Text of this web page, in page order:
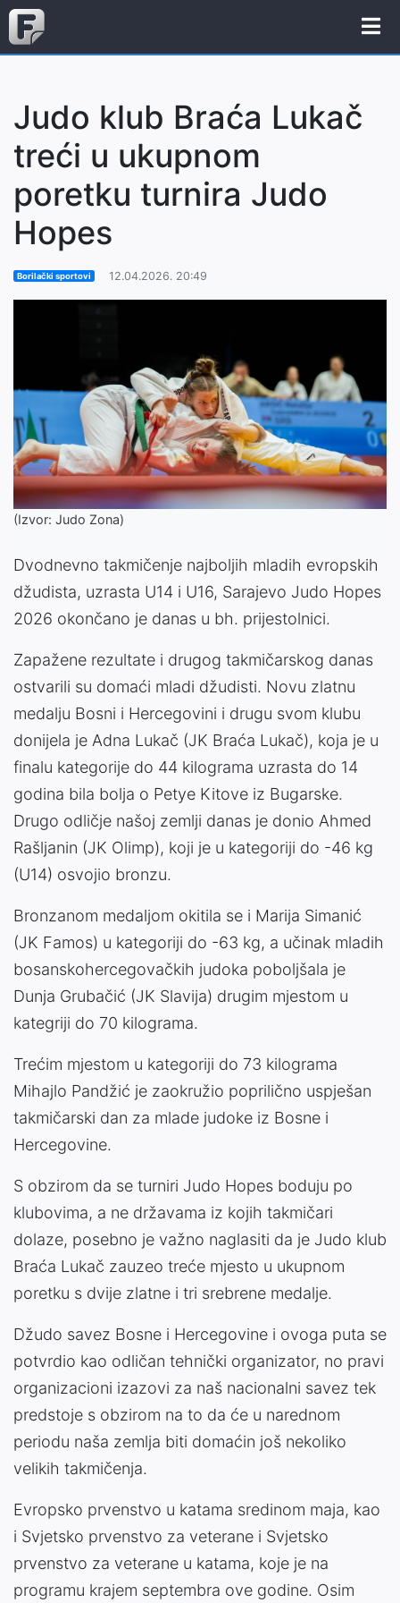
Judo klub Braća Lukač
treći u ukupnom
poretku turnira Judo
Hopes
Borilački sportovi 12.04.2026. 20:49
(Izvor: Judo Zona)
Dvodnevno takmičenje najboljih mladih evropskih
džudista, uzrasta U14 i U16, Sarajevo Judo Hopes
2026 okončano je danas u bh. prijestolnici.
Zapažene rezultate i drugog takmičarskog danas
ostvarili su domaći mladi džudisti. Novu zlatnu
medalju Bosni i Hercegovini i drugu svom klubu
donijela je Adna Lukač (JK Braća Lukač), koja je u
finalu kategorije do 44 kilograma uzrasta do 14
godina bila bolja o Petye Kitove iz Bugarske.
Drugo odličje našoj zemlji danas je donio Ahmed
Rašljanin (JK Olimp), koji je u kategoriji do -46 kg
(U14) osvojio bronzu.
Bronzanom medaljom okitila se i Marija Simanić
(JK Famos) u kategoriji do -63 kg, a učinak mladih
bosanskohercegovačkih judoka poboljšala je
Dunja Grubačić (JK Slavija) drugim mjestom u
kategriji do 70 kilograma.
Trećim mjestom u kategoriji do 73 kilograma
Mihajlo Pandžić je zaokružio poprilično uspješan
takmičarski dan za mlade judoke iz Bosne i
Hercegovine.
S obzirom da se turniri Judo Hopes boduju po
klubovima, a ne državama iz kojih takmičari
dolaze, posebno je važno naglasiti da je Judo klub
Braća Lukač zauzeo treće mjesto u ukupnom
poretku s dvije zlatne i tri srebrene medalje.
Džudo savez Bosne i Hercegovine i ovoga puta se
potvrdio kao odličan tehnički organizator, no pravi
organizacioni izazovi za naš nacionalni savez tek
predstoje s obzirom na to da će u narednom
periodu naša zemlja biti domaćin još nekoliko
velikih takmičenja.
Evropsko prvenstvo u katama sredinom maja, kao
i Svjetsko prvenstvo za veterane i Svjetsko
prvenstvo za veterane u katama, koje je na
programu krajem septembra ove godine. Osim